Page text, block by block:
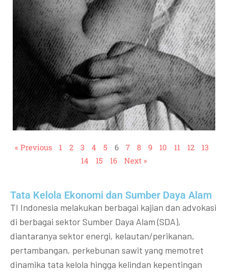
« Previous 1 2 3 4 5 6 7 8 9 10 11 12
13
14
15 16 Next »
Tata Kelola Ekonomi dan Sumber Daya Alam
TI Indonesia melakukan berbagai kajian dan advokasi
di berbagai sektor Sumber Daya Alam (SDA),
diantaranya sektor energi, kelautan/perikanan,
pertambangan, perkebunan sawit yang memotret
dinamika tata kelola hingga kelindan kepentingan